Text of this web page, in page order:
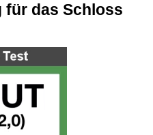
für das Schloss